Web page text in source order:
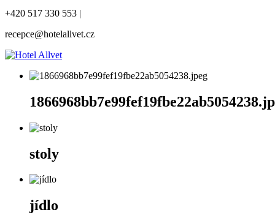
+420 517 330 553 |
recepce@hotelallvet.cz
stoly
jídlo